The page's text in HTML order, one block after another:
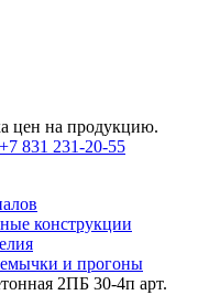
цен на продукцию.
+7 831 231-20-55
конструкции
и прогоны
2ПБ 30-4п арт.